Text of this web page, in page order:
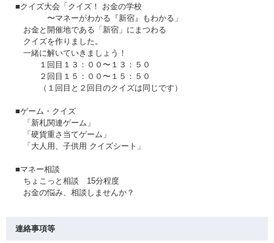
■クイズ大会「クイズ！ お金の学校
〜マネーがわかる『新宿』もわかる」
お金と開催地である「新宿」にまつわる
クイズを作りました。
一緒に解いていきましょう！
１回目１３：００〜１３：５０
２回目１５：００〜１５：５０
（１回目と２回目のクイズは同じです）
■ゲーム・クイズ
「新札関連ゲーム」
「硬貨重さ当てゲーム」
「大人用、子供用 クイズシート」
■マネー相談
ちょこっと相談 15分程度
お金の悩み、相談しませんか？
連絡事項等